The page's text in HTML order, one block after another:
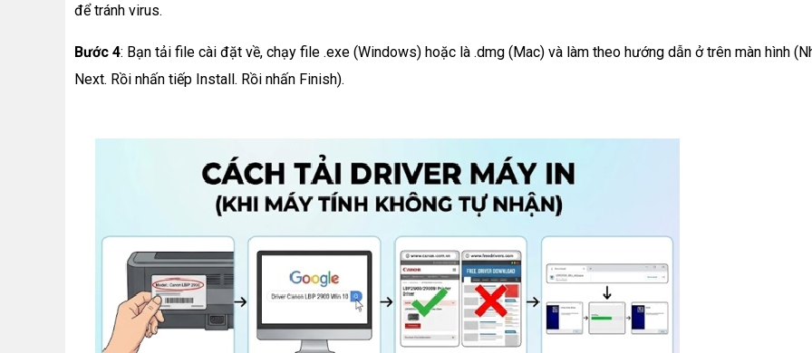
để tránh virus.
Bước 4: Bạn tải file cài đặt về, chạy file .exe (Windows) hoặc là .dmg (Mac) và làm theo hướng dẫn ở trên màn hình
Next. Rồi nhấn tiếp Install. Rồi nhấn Finish).